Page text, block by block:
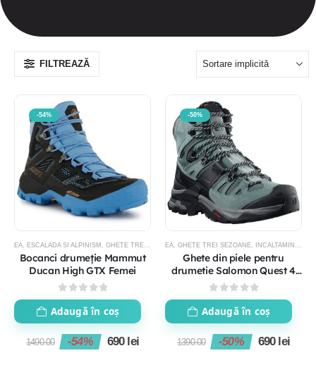
FILTREAZĂ
-54%
EA ESCALADA SI ALPINISM GHETE TREI SEZOANE ,INCALTAMINTE,INCALTAMINTE DE
Bocanci drumeție Mammut
Ducan High GTX Femei
0out of 5
Adaugă în coș
1490.00 -54% 690 lei
-50%
EA GHETE TREI SEZOANE INCALTAMINTE
Ghete din piele pentru
drumetie Salomon Quest 4
GTX Femei
0out of 5
Adaugă în coș
1390.00 -50% 690 lei